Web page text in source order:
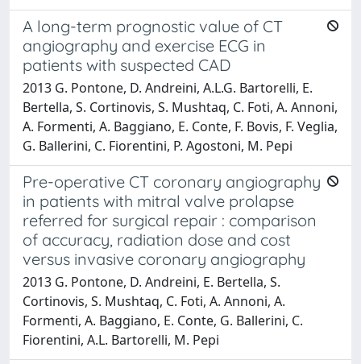
A long-term prognostic value of CT
angiography and exercise ECG in
patients with suspected CAD
2013 G. Pontone, D. Andreini, A.L.G. Bartorelli, E.
Bertella, S. Cortinovis, S. Mushtaq, C. Foti, A. Annoni,
A. Formenti, A. Baggiano, E. Conte, F. Bovis, F. Veglia,
G. Ballerini, C. Fiorentini, P. Agostoni, M. Pepi
Pre-operative CT coronary angiography
in patients with mitral valve prolapse
referred for surgical repair : comparison
of accuracy, radiation dose and cost
versus invasive coronary angiography
2013 G. Pontone, D. Andreini, E. Bertella, S.
Cortinovis, S. Mushtaq, C. Foti, A. Annoni, A.
Formenti, A. Baggiano, E. Conte, G. Ballerini, C.
Fiorentini, A.L. Bartorelli, M. Pepi